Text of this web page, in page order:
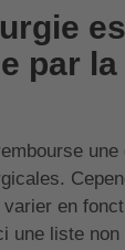
par
en
une liste